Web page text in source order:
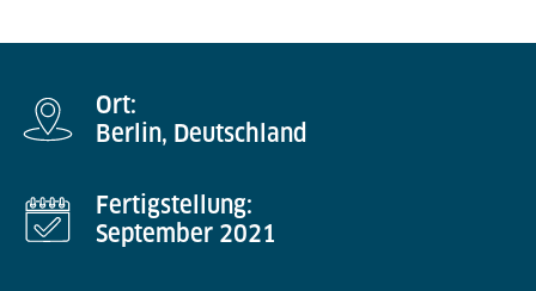
Ort:
Berlin, Deutschland
Fertigstellung:
September 2021